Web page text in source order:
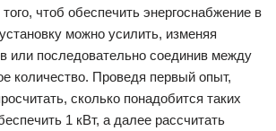
чтоб обеспечить энергоснабжение в
можно усилить, изменяя
или последовательно соединив между
количество. Проведя первый опыт,
сколько понадобится таких
1 кВт, а далее рассчитать